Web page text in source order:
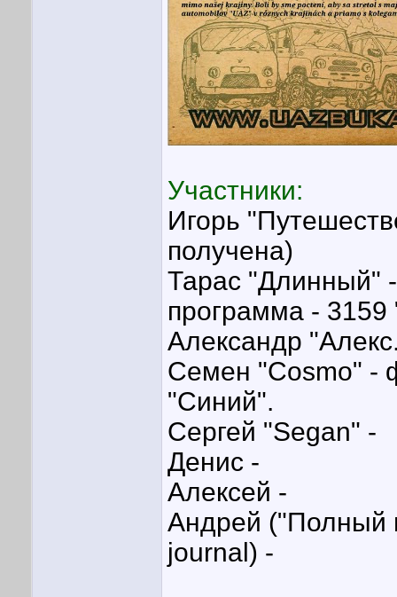
Участники:
Игорь
получена)
Тарас "Длинный"
программа - 3159
Александр
Семен "Cosmo" -
"Синий".
Сергей "Segan" -
Денис -
Алексей -
Андрей ("Полный
journal) -